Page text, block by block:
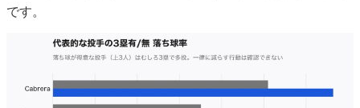
です。